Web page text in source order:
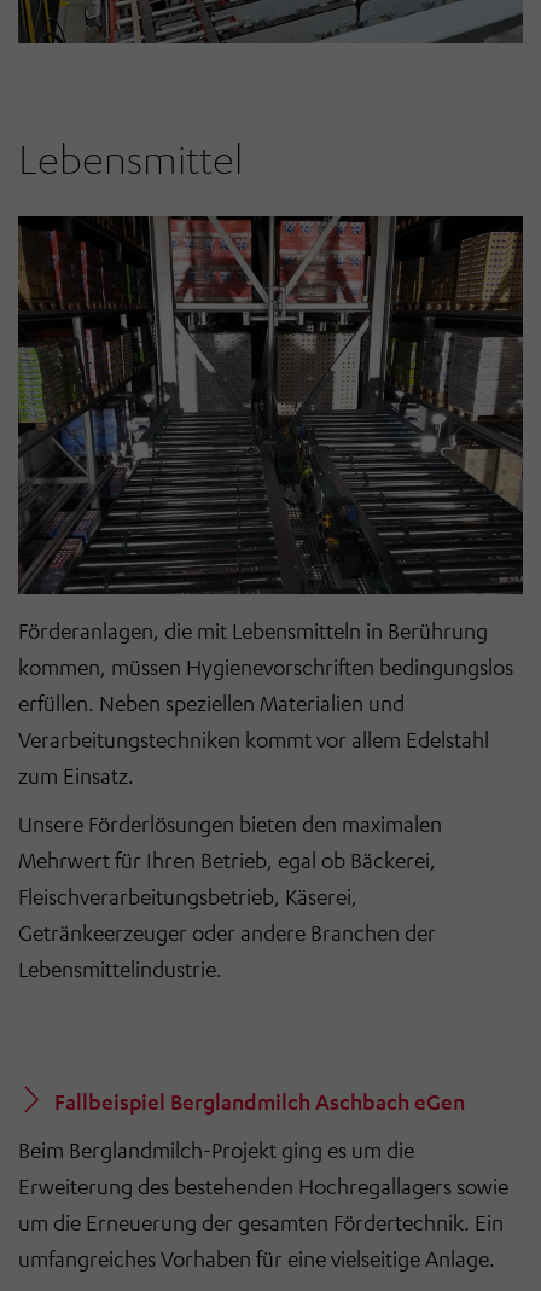
Lebensmittel
Förderanlagen, die mit Lebensmitteln in Berührung
kommen, müssen Hygienevorschriften bedingungslos
erfüllen. Neben speziellen Materialien und
Verarbeitungstechniken kommt vor allem Edelstahl
zum Einsatz.
Unsere Förderlösungen bieten den maximalen
Mehrwert für Ihren Betrieb, egal ob Bäckerei,
Fleischverarbeitungsbetrieb, Käserei,
Getränkeerzeuger oder andere Branchen der
Lebensmittelindustrie.
Fallbeispiel Berglandmilch Aschbach eGen
Beim Berglandmilch-Projekt ging es um die
Erweiterung des bestehenden Hochregallagers sowie
um die Erneuerung der gesamten Fördertechnik. Ein
umfangreiches Vorhaben für eine vielseitige Anlage.